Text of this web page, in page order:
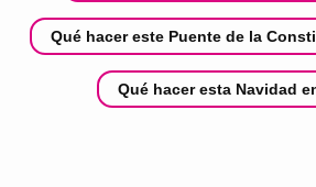
Qué hacer este Puente de la
Qué hacer esta Navidad